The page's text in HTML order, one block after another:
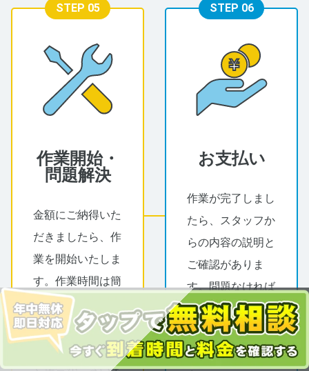
STEP 05
作業開始・
問題解決
金額にご納得いた
だきましたら、作
業を開始いたしま
す。作業時間は簡
単なもので数分か
ら、難しいもので
すと数時間いただ
STEP 06
お支払い
作業が完了しまし
たら、スタッフか
らの内容の説明と
ご確認がありま
す。問題なければ
お見積り時に提示
した金額をスタッ
フへお支払いくだ